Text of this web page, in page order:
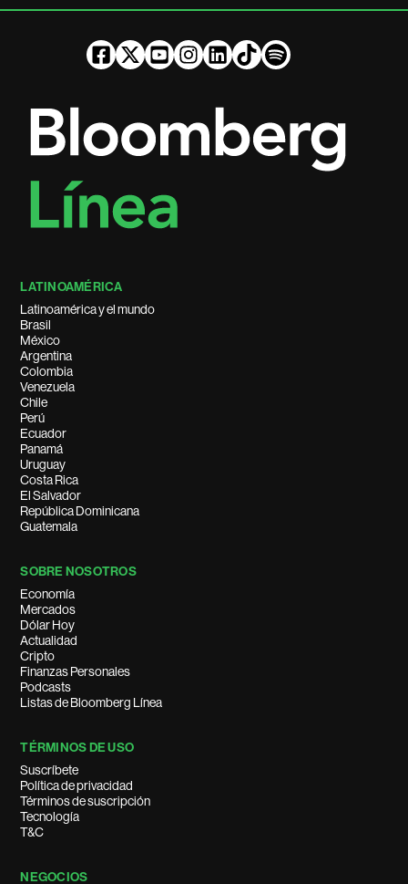
LATINOAMÉRICA
Latinoamérica y el mundo
Brasil
México
Argentina
Colombia
Venezuela
Chile
Perú
Ecuador
Panamá
Uruguay
Costa Rica
El Salvador
República Dominicana
Guatemala
SOBRE NOSOTROS
Economía
Mercados
Dólar Hoy
Actualidad
Cripto
Finanzas Personales
Podcasts
Listas de Bloomberg Línea
TÉRMINOS DE USO
Suscríbete
Política de privacidad
Términos de suscripción
Tecnología
T&C
NEGOCIOS